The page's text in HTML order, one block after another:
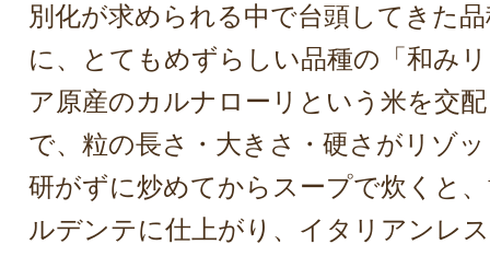
別化が求められる中で台頭してきた
に、とてもめずらしい品種の「和み
ア原産のカルナローリという米を交
で、粒の長さ・大きさ・硬さがリゾ
研がずに炒めてからスープで炊くと
ルデンテに仕上がり、イタリアンレ